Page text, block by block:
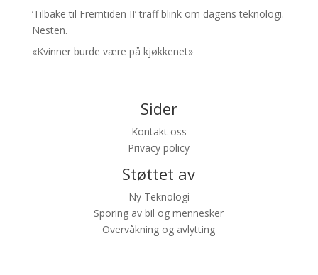
’Tilbake til Fremtiden II’ traff blink om dagens teknologi.
Nesten.
«Kvinner burde være på kjøkkenet»
Sider
Kontakt oss
Privacy policy
Støttet av
Ny Teknologi
Sporing av bil og mennesker
Overvåkning og avlytting